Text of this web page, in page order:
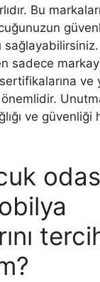
Bu
sadece
ve
ve güvenliği